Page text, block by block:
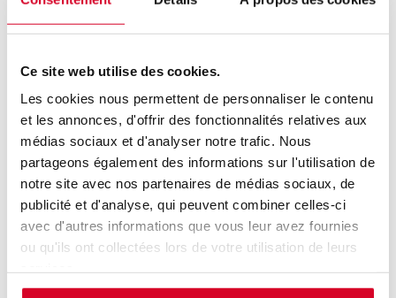
Ce site web utilise des cookies.
Les cookies nous permettent de personnaliser le contenu
et les annonces, d'offrir des fonctionnalités relatives aux
médias sociaux et d'analyser notre trafic. Nous
partageons également des informations sur l'utilisation de
notre site avec nos partenaires de médias sociaux, de
publicité et d'analyse, qui peuvent combiner celles-ci
avec d'autres informations que vous leur avez fournies
ou qu'ils ont collectées lors de votre utilisation de leurs
Accès aux personnes en situation de handicap :
Coordonnées
15 rue Rieux
Code Postal : 92100
Ville :BOULOGNE BILLANCOURT
Plan numérique